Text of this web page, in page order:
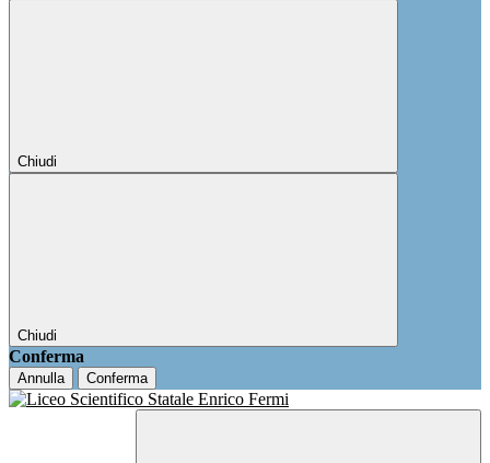
Chiudi
Chiudi
Conferma
Annulla Conferma